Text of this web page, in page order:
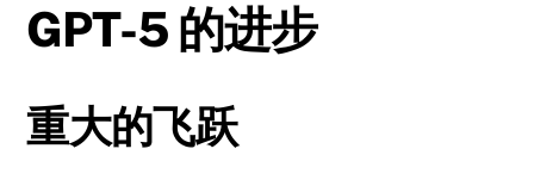
GPT-5 的进步
重大的飞跃